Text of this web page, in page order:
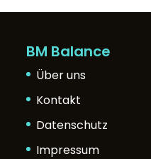
BM Balance
Über uns
Kontakt
Datenschutz
Impressum